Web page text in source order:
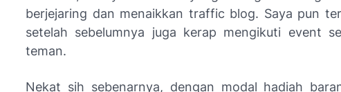
berjejaring dan menaikkan traffic blog. Saya pun
setelah sebelumnya juga kerap mengikuti event
teman.
Nekat sih sebenarnya, dengan modal hadiah